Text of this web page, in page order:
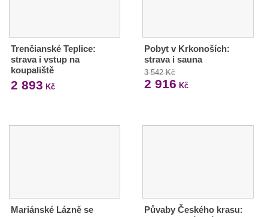
Trenčianské Teplice:
strava i vstup na
koupaliště
2 893 Kč
Pobyt v Krkonoších:
strava i sauna
3 542 Kč
2 916 Kč
Mariánské Lázně se
Půvaby Českého krasu: